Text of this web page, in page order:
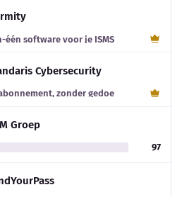
één software voor je ISMS
Cybersecurity
zonder gedoe
Groep
97